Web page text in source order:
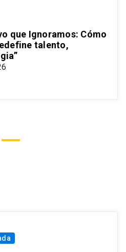
que Ignoramos: Cómo
talento,